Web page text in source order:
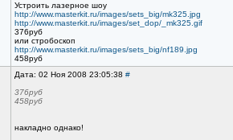
Устроить лазерное шоу
http://www.masterkit.ru/images/sets_big/mk325.jpg
http://www.masterkit.ru/images/set_dop/_mk325.gif
376руб
или стробоскоп
http://www.masterkit.ru/images/sets_big/nf189.jpg
458руб
Дата: 02 Ноя 2008 23:05:38 #
376руб
458руб
накладно однако!